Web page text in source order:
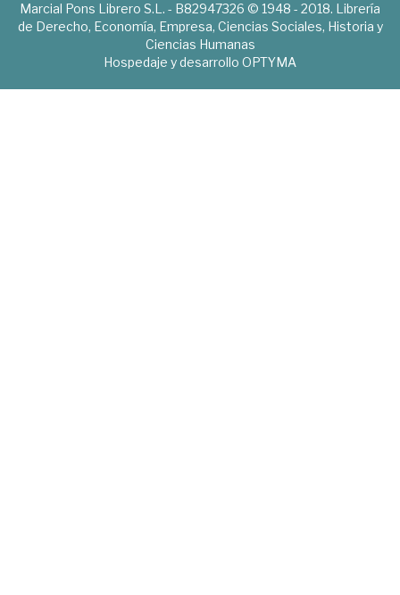
Marcial Pons Librero S.L. - B82947326 © 1948 - 2018. Librería
de Derecho, Economía, Empresa, Ciencias Sociales, Historia y
Ciencias Humanas
Hospedaje y desarrollo OPTYMA